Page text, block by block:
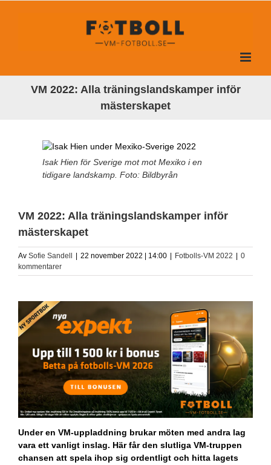
VM 2022: Alla träningslandskamper inför
mästerskapet
Isak Hien för Sverige mot mot Mexiko i en
tidigare landskamp. Foto: Bildbyrån
VM 2022: Alla träningslandskamper inför
mästerskapet
Av Sofie Sandell | 22 november 2022 | 14:00 | Fotbolls-VM 2022 | 0
kommentarer
Under en VM-uppladdning brukar möten med andra lag
vara ett vanligt inslag. Här får den slutliga VM-truppen
chansen att spela ihop sig ordentligt och hitta lagets